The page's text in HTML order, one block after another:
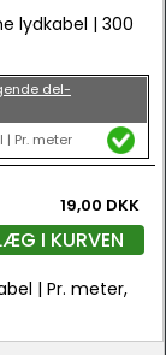
lydkabel | 300
del-
| Pr. meter
19,00 DKK
I KURVEN
| Pr. meter,